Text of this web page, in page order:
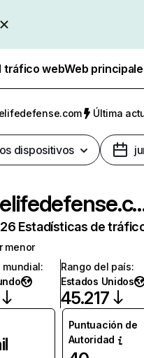
tráfico webWeb
Última
dispositivos
Estadísticas de
menor
:
Rango del país:
Estados Unidos
45.217
Puntuación de
Autoridad